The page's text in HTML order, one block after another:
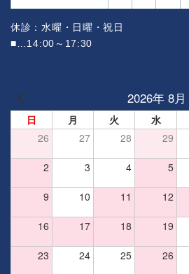
休診：水曜・日曜・祝日
■…14:00～17:30
2026年 8月
日 月 火 水
26
27 28 29
2 3 4 5
9 10 11 12
16 17 18 19
23 24 25 26